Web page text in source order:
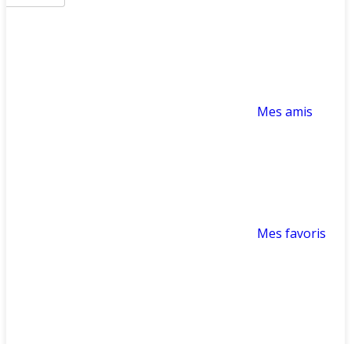
Mes amis
Mes favoris